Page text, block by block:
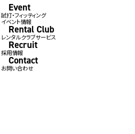
Event
試打・フィッティング
イベント情報
Rental Club
レンタルクラブサービス
Recruit
採用情報
Contact
お問い合わせ